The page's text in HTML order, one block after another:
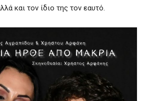
και τον ίδιο της τον εαυτό.